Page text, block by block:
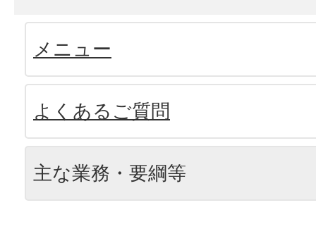
メニュー
よくあるご質問
主な業務・要綱等